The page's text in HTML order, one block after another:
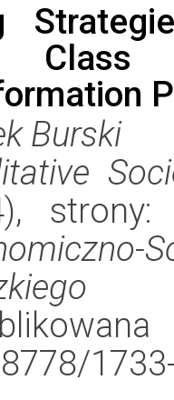
Class
Burski